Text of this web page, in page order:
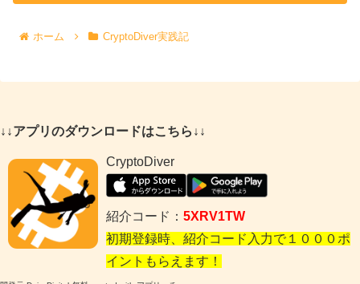
ホーム CryptoDiver実践記
↓↓アプリのダウンロードはこちら↓↓
CryptoDiver
紹介コード： 5XRV1TW
初期登録時、紹介コード入力で１０００ポ
イントもらえます！